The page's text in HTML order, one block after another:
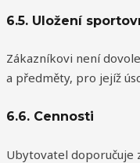
6.5. Uložení
Zákazníkovi není
a předměty, pro jejíž
6.6. Cennosti
Ubytovatel doporučuje